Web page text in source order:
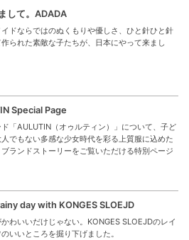
して。ADADA
ドならではのぬくもりや優しさ、ひと針ひと針
られた素敵な子たちが、日本にやって来まし
Special Page
ド「AULUTIN（オゥルティン）」について、子ど
人でもない多感な少女時代を彩る上質服に込めた
ランドストーリーをご覧いただける特別ページ
day with KONGES SLOEJD
かわいいだけじゃない。KONGES SLOEJDのレイ
いいところを掘り下げました。